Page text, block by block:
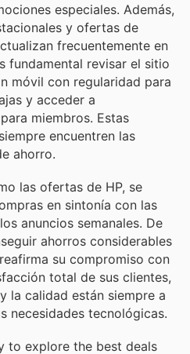
especiales. Además,
y ofertas de
frecuentemente en
fundamental revisar el sitio
móvil con regularidad para
y acceder a
miembros. Estas
encuentren las
ahorro.
las ofertas de HP, se
en sintonía con las
anuncios semanales. De
ahorros considerables
su compromiso con
total de sus clientes,
la calidad están siempre a
necesidades tecnológicas.
to explore the best deals